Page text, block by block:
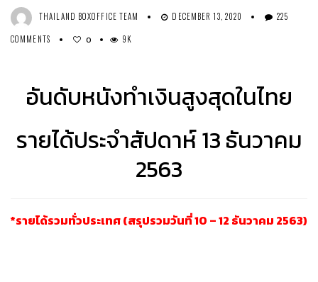
THAILAND BOXOFFICE TEAM DECEMBER 13, 2020
225
COMMENTS
0 9K
อันดับหนังทำเงินสูงสุดในไทย
รายได้ประจำสัปดาห์ 13 ธันวาคม
2563
*รายได้รวมทั่วประเทศ (สรุปรวมวันที่ 10 – 12 ธันวาคม 2563)